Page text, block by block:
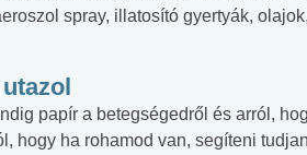
spray, illatosító gyertyák,
papír a betegségedről és arról,
hogy ha rohamod van, segíteni